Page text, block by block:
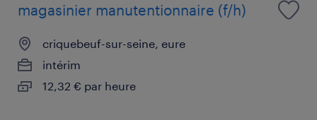
magasinier manutentionnaire (f/h)
criquebeuf-sur-seine, eure
intérim
12,32 € par heure